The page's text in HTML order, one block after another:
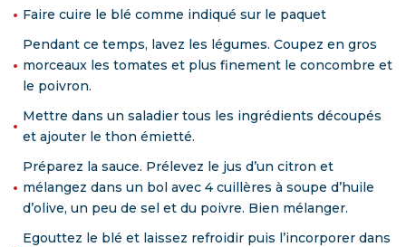
Faire cuire le blé comme indiqué sur le paquet
Pendant ce temps, lavez les légumes. Coupez en gros
morceaux les tomates et plus finement le concombre et
le poivron.
Mettre dans un saladier tous les ingrédients découpés
et ajouter le thon émietté.
Préparez la sauce. Prélevez le jus d’un citron et
mélangez dans un bol avec 4 cuillères à soupe d’huile
d’olive, un peu de sel et du poivre. Bien mélanger.
Egouttez le blé et laissez refroidir puis l’incorporer dans